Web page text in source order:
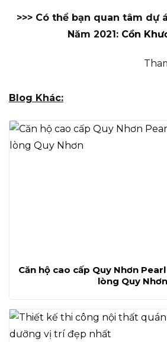
>>> Có thể bạn quan tâm dự
Năm 2021: Cồn
Blog Khác:
Căn hộ cao cấp Quy Nhơn
lòng Quy Nhơn